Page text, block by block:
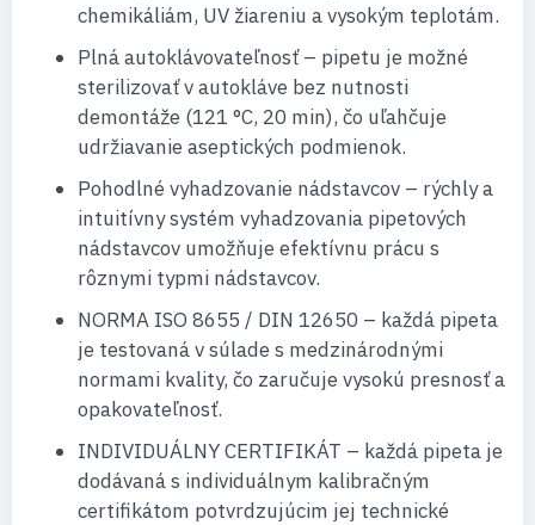
chemikáliám, UV žiareniu a vysokým teplotám.
Plná autoklávovateľnosť – pipetu je možné
sterilizovať v autokláve bez nutnosti
demontáže (121 °C, 20 min), čo uľahčuje
udržiavanie aseptických podmienok.
Pohodlné vyhadzovanie nádstavcov – rýchly a
intuitívny systém vyhadzovania pipetových
nádstavcov umožňuje efektívnu prácu s
rôznymi typmi nádstavcov.
NORMA ISO 8655 / DIN 12650 – každá pipeta
je testovaná v súlade s medzinárodnými
normami kvality, čo zaručuje vysokú presnosť a
opakovateľnosť.
INDIVIDUÁLNY CERTIFIKÁT – každá pipeta je
dodávaná s individuálnym kalibračným
certifikátom potvrdzujúcim jej technické